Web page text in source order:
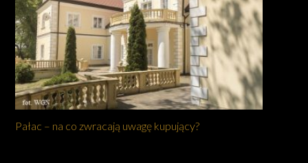
Pałac – na co zwracają uwagę kupujący?